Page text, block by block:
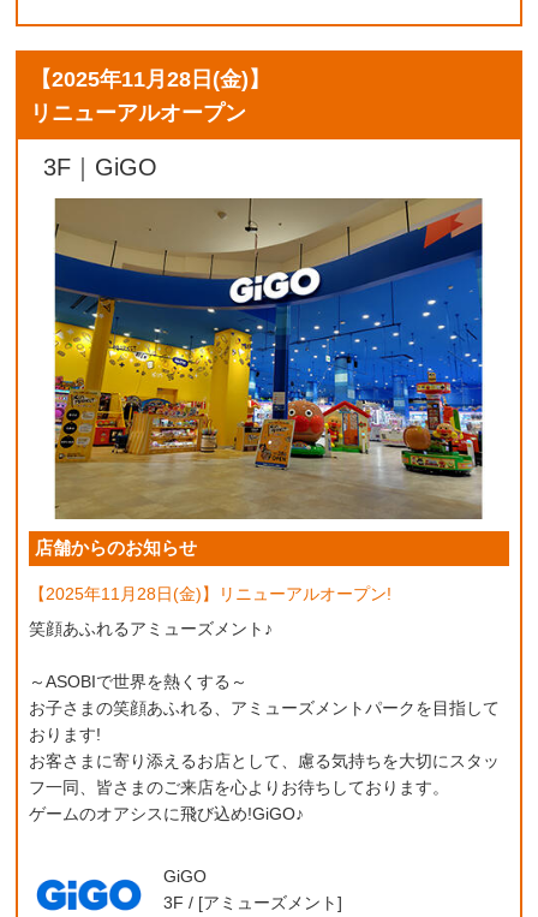
【2025年11月28日(金) 】
リニューアルオープン
3F｜GiGO
店舗からのお知らせ
【2025年11月28日(金)】リニューアルオープン!
笑顔あふれるアミューズメント♪
～ASOBIで世界を熱くする～
お子さまの笑顔あふれる、アミューズメントパークを目指して
おります!
お客さまに寄り添えるお店として、慮る気持ちを大切にスタッ
フ一同、皆さまのご来店を心よりお待ちしております。
ゲームのオアシスに飛び込め!GiGO♪
GiGO
3F / [アミューズメント]